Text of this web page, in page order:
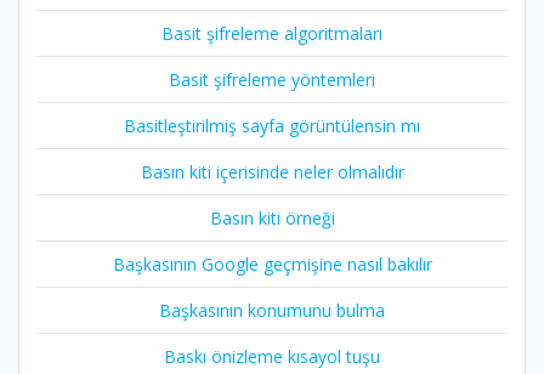
Basit şifreleme algoritmaları
Basit şifreleme yöntemleri
Basitleştirilmiş sayfa görüntülensin mı
Basın kiti içerisinde neler olmalıdır
Basın kiti örneği
Başkasının Google geçmişine nasıl bakılır
Başkasının konumunu bulma
Baskı önizleme kısayol tuşu